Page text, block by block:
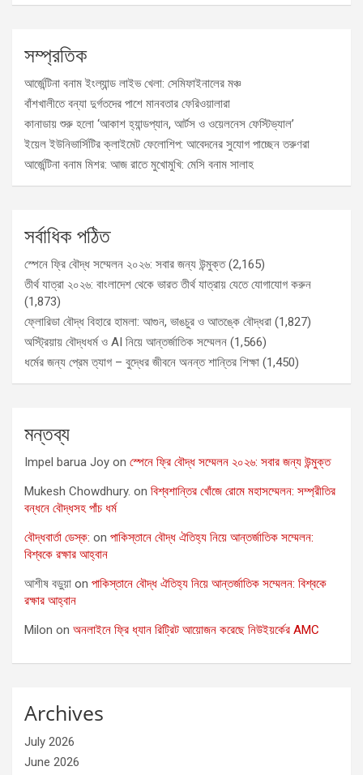
সম্প্রতিক
আর্জেন্টিনা বনাম ইংল্যান্ড লাইভ খেলা: সেমিফাইনালের মঞ্চ
বাঁশখালীতে বন্যা দুর্গতদের পাশে মানবতার ফেরিওয়ালারা
কানাডায় শুরু হলো ‘আকাশ হ্যান্ডপ্যান, আর্টস ও ওয়েলনেস ফেস্টিভ্যাল’
ইয়েল ইউনিভার্সিটির ক্লাইমেট ফেলোশিপ: আবেদনের সুযোগ পাচ্ছেন তরুণরা
আর্জেন্টিনা বনাম মিশর: আজ রাতে মুখোমুখি: মেসি বনাম সালাহ
সর্বাধিক পঠিত
স্পেনে ফ্রি বৌদ্ধ সম্মেলন ২০২৬: সবার জন্য উন্মুক্ত (2,165)
তীর্থ যাত্রা ২০২৬: বাংলাদেশ থেকে ভারত তীর্থ যাত্রায় যেতে যোগাযোগ করুন
(1,873)
ফ্লোরিডা বৌদ্ধ বিহারে হামলা: আগুন, ভাঙচুর ও আতঙ্কে বৌদ্ধরা (1,827)
অস্ট্রিয়ায় বৌদ্ধধর্ম ও AI নিয়ে আন্তর্জাতিক সম্মেলন (1,566)
ধর্মের জন্য প্রেম ত্যাগ – বুদ্ধের জীবনে অনন্ত শান্তির শিক্ষা (1,450)
মন্তব্য
Impel barua Joy on স্পেনে ফ্রি বৌদ্ধ সম্মেলন ২০২৬: সবার জন্য উন্মুক্ত
Mukesh Chowdhury. on বিশ্বশান্তির খোঁজে রোমে মহাসম্মেলন: সম্প্রীতির
বন্ধনে বৌদ্ধসহ পাঁচ ধর্ম
বৌদ্ধবার্তা ডেস্ক: on পাকিস্তানে বৌদ্ধ ঐতিহ্য নিয়ে আন্তর্জাতিক সম্মেলন:
বিশ্বকে রক্ষার আহ্বান
আশীষ বড়ুয়া on পাকিস্তানে বৌদ্ধ ঐতিহ্য নিয়ে আন্তর্জাতিক সম্মেলন: বিশ্বকে
রক্ষার আহ্বান
Milon on অনলাইনে ফ্রি ধ্যান রিট্রিট আয়োজন করেছে নিউইয়র্কের AMC
Archives
July 2026
June 2026